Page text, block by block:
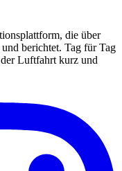
die über
berichtet. Tag für Tag
Luftfahrt kurz und